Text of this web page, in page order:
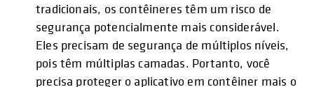
tradicionais, os contêineres têm um risco de
segurança potencialmente mais considerável.
Eles precisam de segurança de múltiplos níveis,
pois têm múltiplas camadas. Portanto, você
precisa proteger o aplicativo em contêiner mais o